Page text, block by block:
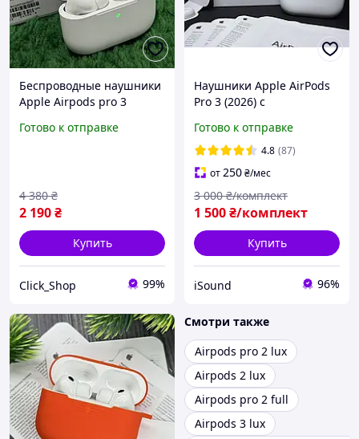
Беспроводные наушники
Apple Airpods pro 3
шумоподавлением 100%
Готово к отправке
2 190₴
4 380 ₴
Купить
Click_Shop 99%
Наушники Apple AirPods
Pro 3 (2026) с
кабелем Type-C
последнее поколение с
новым дизайном
Готово к отправке
4.8 (87)
от250₴/мес
1 500₴/комплект
3 000 ₴/комплект
Купить
iSound 96%
Смотри также
Airpods pro 2 lux
Airpods 2 lux
Airpods pro 2 full
Airpods 3 lux